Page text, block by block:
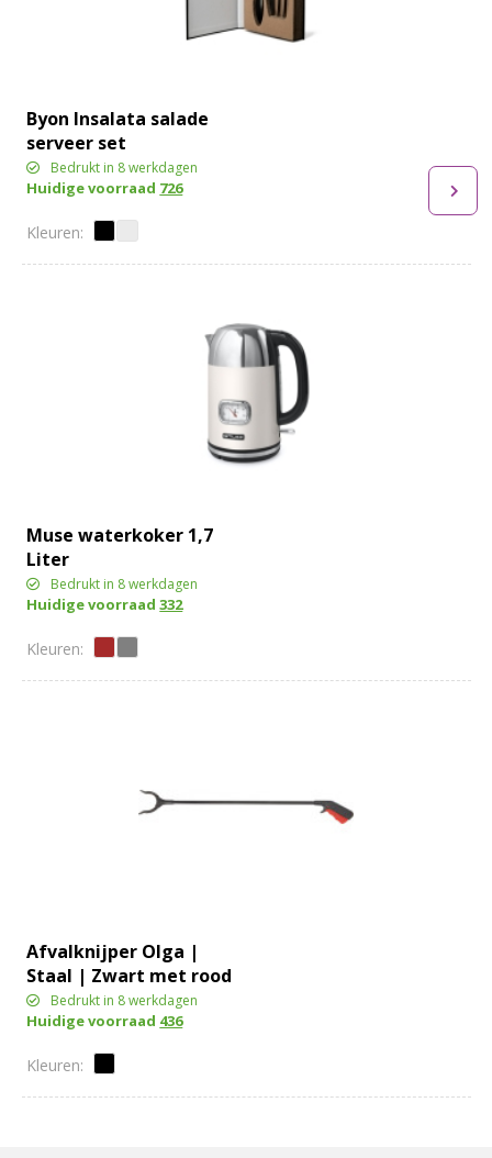
Byon Insalata salade
serveer set
Bedrukt in 8 werkdagen
Huidige voorraad 726
Muse waterkoker 1,7
Liter
Bedrukt in 8 werkdagen
Huidige voorraad332
Afvalknijper Olga |
Staal | Zwart met rood
detailBedrukt in 8 werkdagen
Huidige voorraad 436